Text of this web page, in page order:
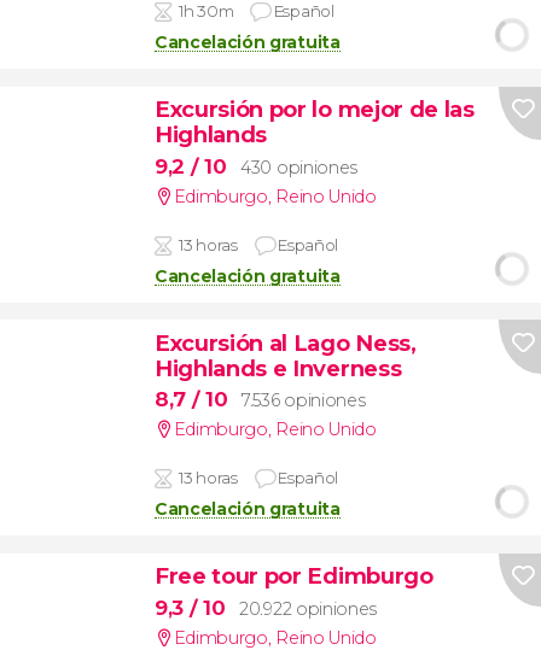
1h 30m Español
Cancelación gratuita
Excursión por lo mejor de las
Highlands
9,2 / 10
430 opiniones
Edimburgo, Reino Unido
13 horas Español
Cancelación gratuita
Excursión al Lago Ness,
Highlands e Inverness
8,7 / 10
7.536 opiniones
Edimburgo, Reino Unido
13 horas Español
Cancelación gratuita
Free tour por Edimburgo
9,3 / 10
20.922 opiniones
Edimburgo, Reino Unido